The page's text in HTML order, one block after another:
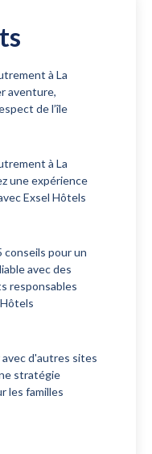
à La
aventure,
de l’île
à La
une expérience
Exsel Hôtels
conseils pour un
avec des
responsables
d'autres sites
stratégie
les familles